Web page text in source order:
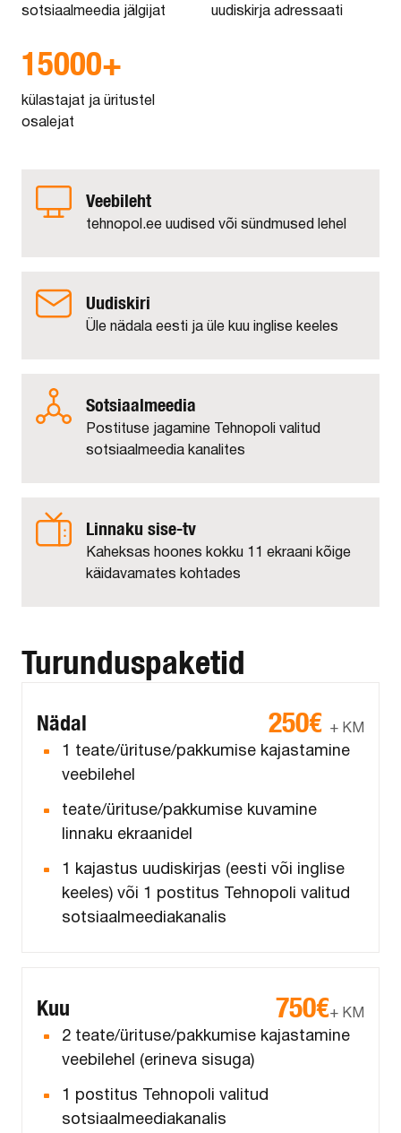
sotsiaalmeedia jälgijat uudiskirja adressaati
15000+
külastajat ja üritustel
osalejat
Veebileht
tehnopol.ee uudised või sündmused lehel
Uudiskiri
Üle nädala eesti ja üle kuu inglise keeles
Sotsiaalmeedia
Postituse jagamine Tehnopoli valitud
sotsiaalmeedia kanalites
Linnaku sise-tv
Kaheksas hoones kokku 11 ekraani kõige
käidavamates kohtades
Turunduspaketid
Nädal 250€ + KM
1 teate/ürituse/pakkumise kajastamine
veebilehel
teate/ürituse/pakkumise kuvamine
linnaku ekraanidel
1 kajastus uudiskirjas (eesti või inglise
keeles) või 1 postitus Tehnopoli valitud
sotsiaalmeediakanalis
Kuu 750€+ KM
2 teate/ürituse/pakkumise kajastamine
veebilehel (erineva sisuga)
1 postitus Tehnopoli valitud
sotsiaalmeediakanalis